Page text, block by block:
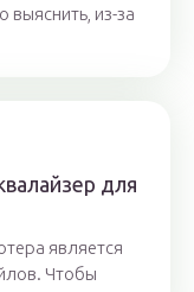
из-за
для
является
Чтобы